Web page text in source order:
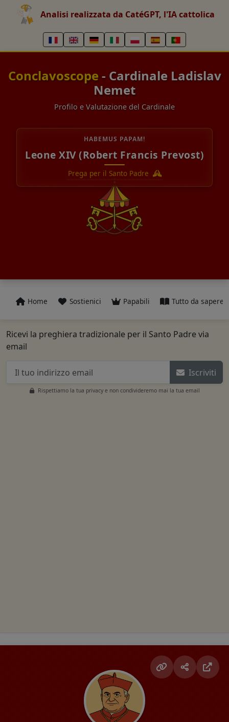
Analisi realizzata da CatéGPT, l'IA cattolica
Conclavoscope - Cardinale Ladislav
Nemet
Profilo e Valutazione del Cardinale
HABEMUS PAPAM!
Leone XIV (Robert Francis Prevost)
Prega per il Santo Padre
Home Sostienici Papabili Tutto da sapere
Ricevi la preghiera tradizionale per il Santo Padre via
email
Iscriviti
Rispettiamo la tua privacy e non condivideremo mai la tua email